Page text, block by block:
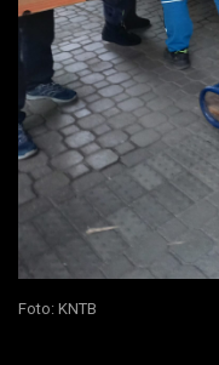
Foto: KNTB